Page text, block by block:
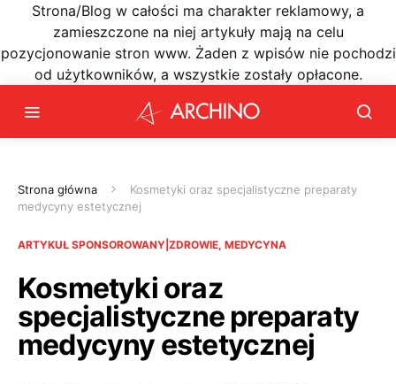
Strona/Blog w całości ma charakter reklamowy, a
zamieszczone na niej artykuły mają na celu
pozycjonowanie stron www. Żaden z wpisów nie pochodzi
od użytkowników, a wszystkie zostały opłacone.
Strona główna
Kosmetyki oraz specjalistyczne preparaty
medycyny estetycznej
ARTYKUŁ SPONSOROWANY|ZDROWIE, MEDYCYNA
Kosmetyki oraz
specjalistyczne preparaty
medycyny estetycznej